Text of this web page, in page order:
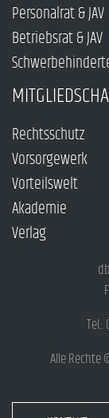
Personalrat & JAV
Betriebsrat & JAV
Rechtsschutz
Vorsorgewerk
Vorteilswelt
Akademie
Verlag
Tel.:
Alle